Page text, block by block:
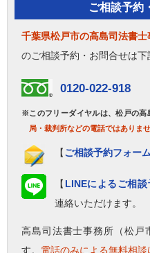
ご相談予約
千葉県松戸市の高島司法書士
のご相談予約・お問合せは下
0120-022-918
※このフリーダイヤルは、松戸の高
局・裁判所などの電話ではありま
【ご相談予約フォーム
【 LINEによるご相談
連絡いただけます。
高島司法書士事務所（松戸
す。 電話のみによる無料相